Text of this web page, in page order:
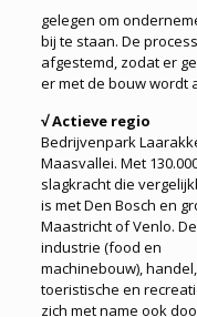
gelegen om
bij te staan. De
afgestemd, zodat er
er met de bouw wordt
√ Actieve regio
Bedrijvenpark
Maasvallei. Met
slagkracht die
is met Den Bosch en
Maastricht of Venlo.
industrie (food en
machinebouw),
toeristische en
zich met name ook